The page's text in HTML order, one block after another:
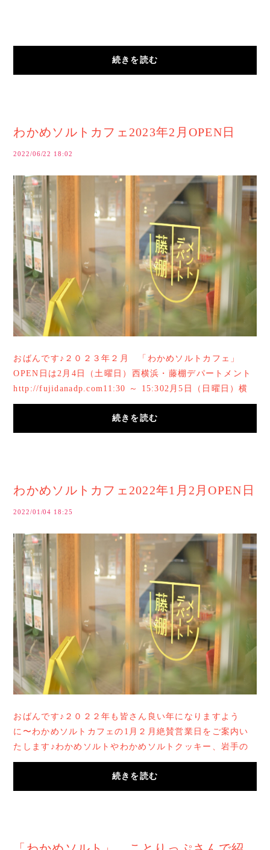
続きを読む
わかめソルトカフェ2023年2月OPEN日
2022/06/22 18:02
おばんです♪２０２３年２月 「わかめソルトカフェ」
OPEN日は2月4日（土曜日）西横浜・藤棚デパートメント
http://fujidanadp.com11:30 ～ 15:302月5日（日曜日）横
浜弘明寺・アキナイガーデンhttps://akinai.life...
続きを読む
わかめソルトカフェ2022年1月2月OPEN日
2022/01/04 18:25
おばんです♪２０２２年も皆さん良い年になりますよう
に〜わかめソルトカフェの1月２月絶賛営業日をご案内い
たします♪わかめソルトやわかめソルトクッキー、岩手の
乾物などの販売と、ゴボウカレー（藤棚のみ）やベ...
続きを読む